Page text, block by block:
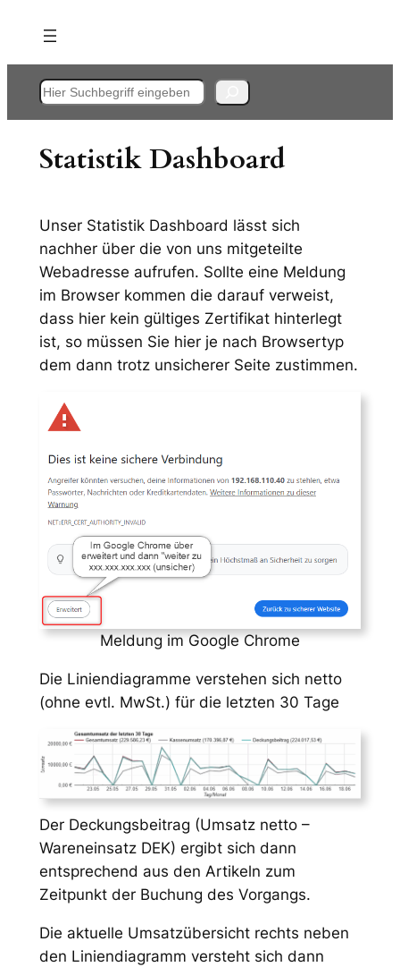
Inhalt
springen
Suchen
Statistik Dashboard
Unser Statistik Dashboard lässt sich
nachher über die von uns mitgeteilte
Webadresse aufrufen. Sollte eine Meldung
im Browser kommen die darauf verweist,
dass hier kein gültiges Zertifikat hinterlegt
ist, so müssen Sie hier je nach Browsertyp
dem dann trotz unsicherer Seite zustimmen.
Meldung im Google Chrome
Die Liniendiagramme verstehen sich netto
(ohne evtl. MwSt.) für die letzten 30 Tage
Der Deckungsbeitrag (Umsatz netto –
Wareneinsatz DEK) ergibt sich dann
entsprechend aus den Artikeln zum
Zeitpunkt der Buchung des Vorgangs.
Die aktuelle Umsatzübersicht rechts neben
den Liniendiagramm versteht sich dann